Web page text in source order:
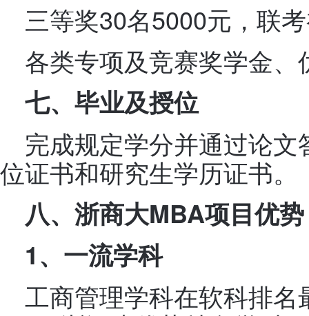
三等奖30名5000元，联
各类专项及竞赛奖学金
七、毕业及授位
完成规定学分并通过论
位证书和研究生学历证书。
八、浙商大MBA项目优势
1、一流学科
工商管理学科在软科排